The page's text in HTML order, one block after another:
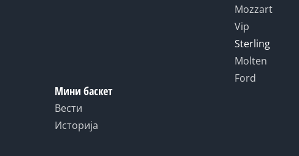
Мини баскет
Вести
Историја
Mozzart
Vip
Sterling
Molten
Ford